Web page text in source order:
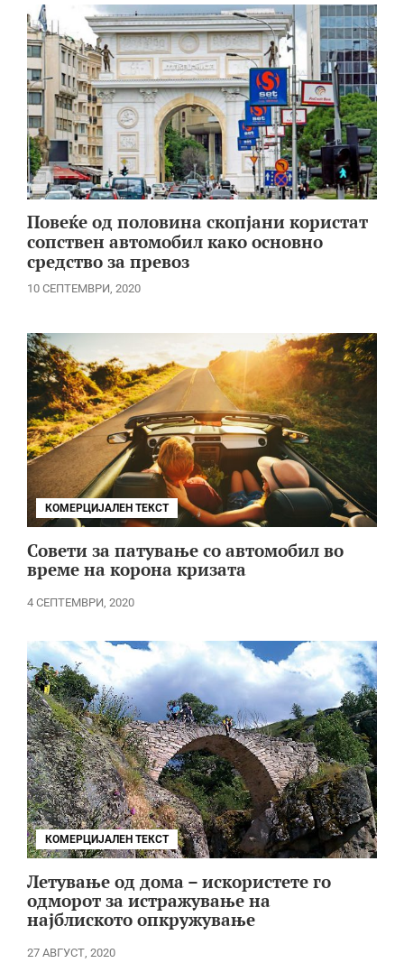
Повеќе од половина скопјани користат
сопствен автомобил како основно
средство за превоз
10 СЕПТЕМВРИ, 2020
КОМЕРЦИЈАЛЕН ТЕКСТ
Совети за патување со автомобил во
време на корона кризата
4 СЕПТЕМВРИ, 2020
КОМЕРЦИЈАЛЕН ТЕКСТ
Летување од дома – искористете го
одморот за истражување на
најблиското опкружување
27 АВГУСТ, 2020